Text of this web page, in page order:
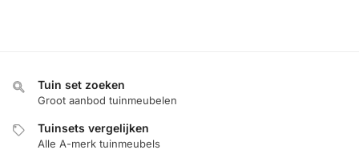
Tuin set zoeken
Groot aanbod tuinmeubelen
Tuinsets vergelijken
Alle A-merk tuinmeubels